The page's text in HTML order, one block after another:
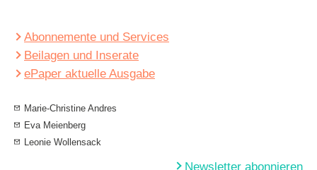
Abonnemente und Services
Beilagen und Inserate
ePaper aktuelle Ausgabe
Marie-Christine Andres
Eva Meienberg
Leonie Wollensack
Newsletter abonnieren